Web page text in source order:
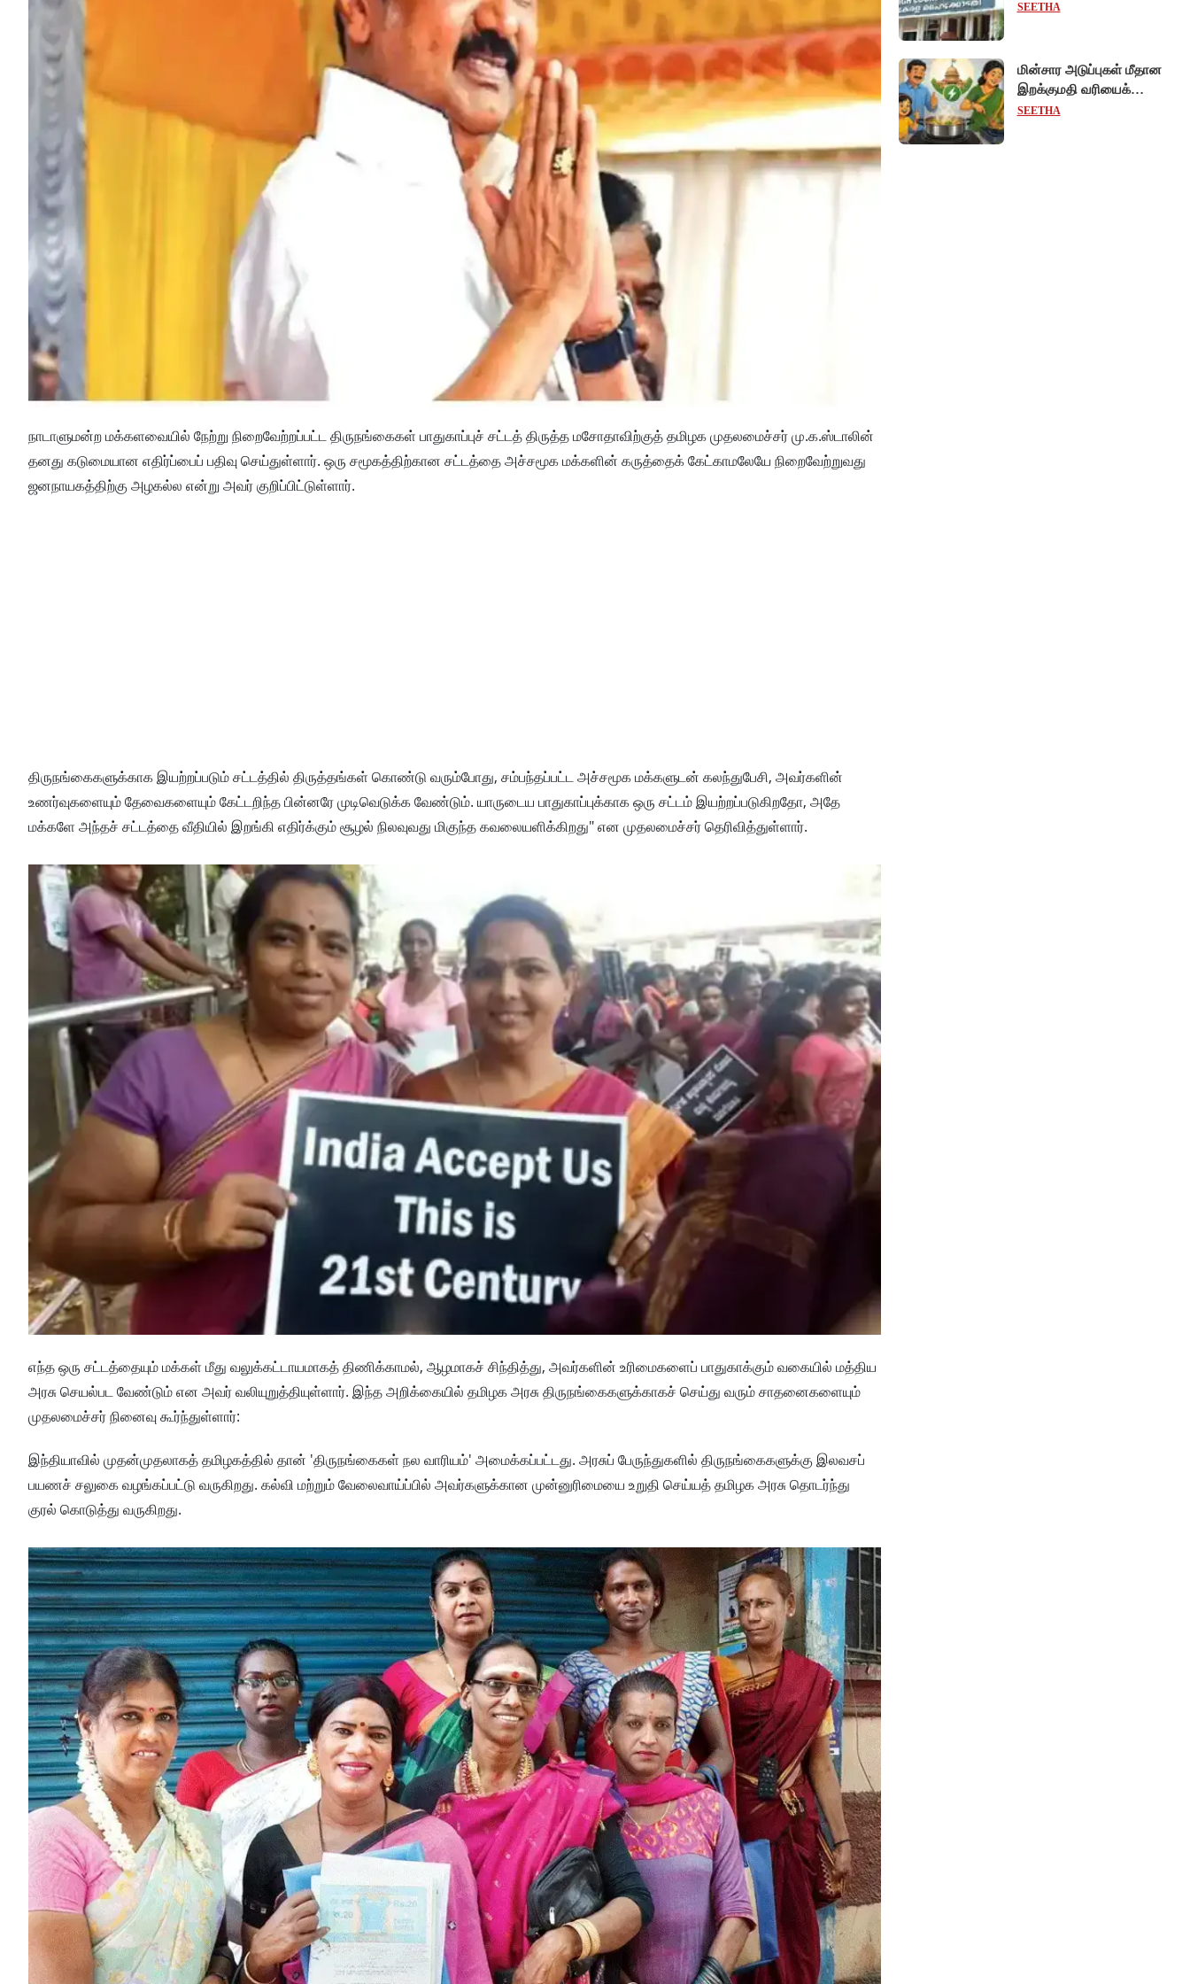
நாடாளுமன்ற மக்களவையில் நேற்று நிறைவேற்றப்பட்ட திருநங்கைகள் பாதுகாப்புச் சட்டத் திருத்த மசோதாவிற்குத் தமிழக முதலமைச்சர் மு.க.ஸ்டாலின்
தனது கடுமையான எதிர்ப்பைப் பதிவு செய்துள்ளார். ஒரு சமூகத்திற்கான சட்டத்தை அச்சமூக மக்களின் கருத்தைக் கேட்காமலேயே நிறைவேற்றுவது
ஜனநாயகத்திற்கு அழகல்ல என்று அவர் குறிப்பிட்டுள்ளார்.
திருநங்கைகளுக்காக இயற்றப்படும் சட்டத்தில் திருத்தங்கள் கொண்டு வரும்போது, சம்பந்தப்பட்ட அச்சமூக மக்களுடன் கலந்துபேசி, அவர்களின்
உணர்வுகளையும் தேவைகளையும் கேட்டறிந்த பின்னரே முடிவெடுக்க வேண்டும். யாருடைய பாதுகாப்புக்காக ஒரு சட்டம் இயற்றப்படுகிறதோ, அதே
மக்களே அந்தச் சட்டத்தை வீதியில் இறங்கி எதிர்க்கும் சூழல் நிலவுவது மிகுந்த கவலையளிக்கிறது" என முதலமைச்சர் தெரிவித்துள்ளார்.
எந்த ஒரு சட்டத்தையும் மக்கள் மீது வலுக்கட்டாயமாகத் திணிக்காமல், ஆழமாகச் சிந்தித்து, அவர்களின் உரிமைகளைப் பாதுகாக்கும் வகையில் மத்திய
அரசு செயல்பட வேண்டும் என அவர் வலியுறுத்தியுள்ளார். இந்த அறிக்கையில் தமிழக அரசு திருநங்கைகளுக்காகச் செய்து வரும் சாதனைகளையும்
முதலமைச்சர் நினைவு கூர்ந்துள்ளார்:
இந்தியாவில் முதன்முதலாகத் தமிழகத்தில் தான் 'திருநங்கைகள் நல வாரியம்' அமைக்கப்பட்டது. அரசுப் பேருந்துகளில் திருநங்கைகளுக்கு இலவசப்
பயணச் சலுகை வழங்கப்பட்டு வருகிறது. கல்வி மற்றும் வேலைவாய்ப்பில் அவர்களுக்கான முன்னுரிமையை உறுதி செய்யத் தமிழக அரசு தொடர்ந்து
குரல் கொடுத்து வருகிறது.
ஊழியர்களுக்கு
அதிரடி உத்தரவு!
SEETHA
மின்சார அடுப்புகள் மீதான
இறக்குமதி வரியைக்
குறைக்கும் மத்திய அரசு!
SEETHA